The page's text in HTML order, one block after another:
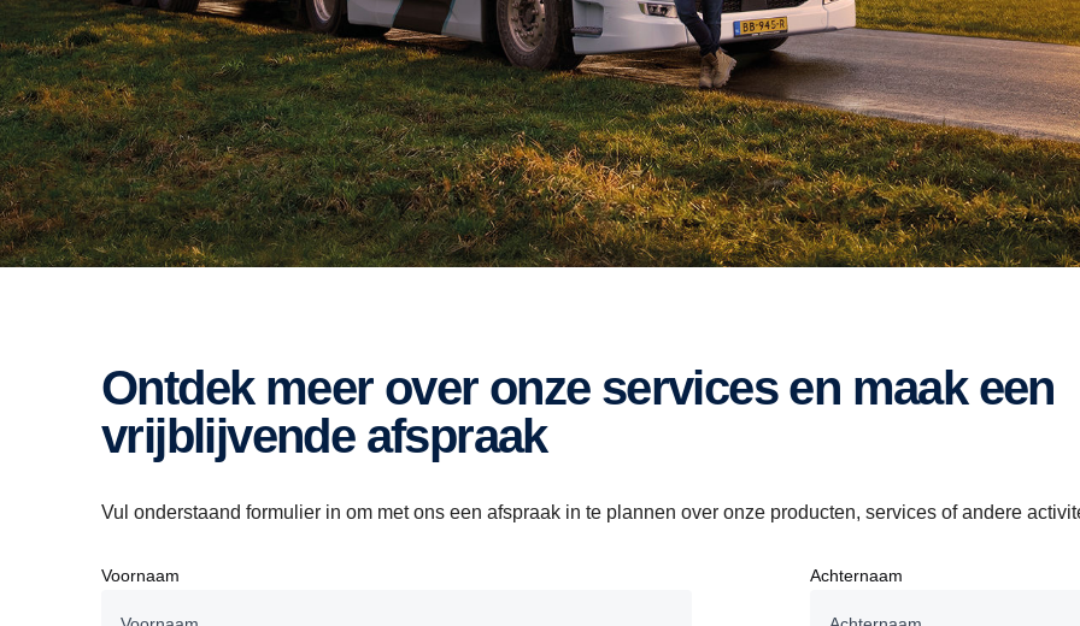
Ontdek meer over onze services en maak een
vrijblijvende afspraak
Vul onderstaand formulier in om met ons een afspraak in te plannen over onze producten, services of andere
Voornaam Achternaam